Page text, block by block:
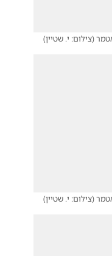
(צילום: י. שטיין)
(צילום: י. שטיין)